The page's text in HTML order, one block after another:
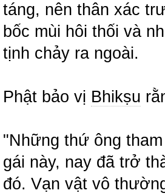
táng, nên thân xác
bốc mùi hôi thối và
tịnh chảy ra ngoài.
Phật bảo vị Bhikṣu
"Những thứ ông
gái này, nay đã trở
đó. Vạn vật vô